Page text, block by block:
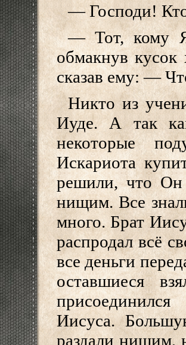
— Господи!
— Тот, кому
обмакнув кусок
сказав ему: —
Никто из
Иуде. А так
некоторые
Искариота
решили, что Он
нищим. Все
много. Брат
распродал всё
все деньги
оставшиеся
Иисуса.
раздали нищим,